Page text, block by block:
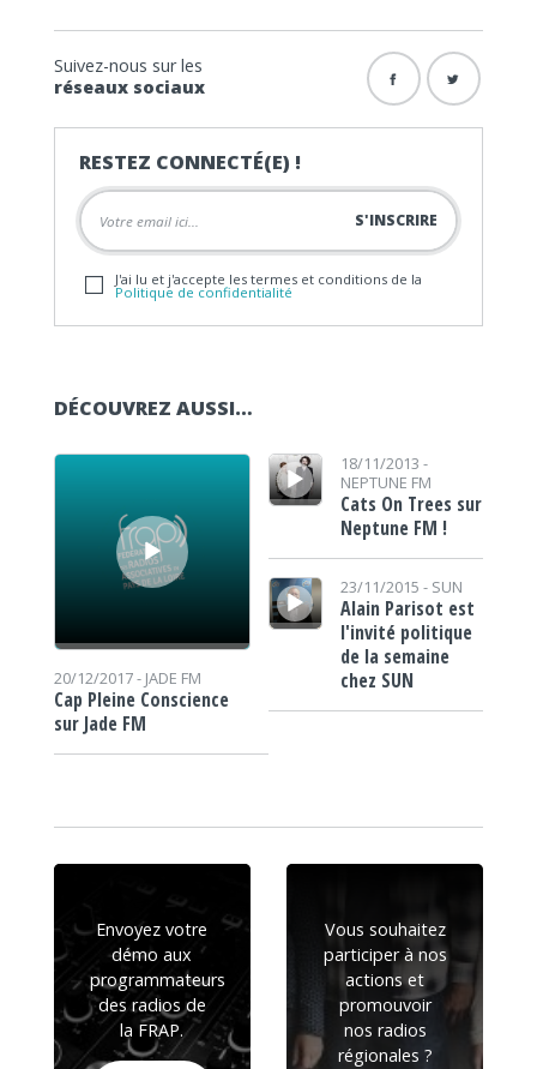
Suivez-nous sur les
réseaux sociaux
RESTEZ CONNECTÉ(E) !
J'ai lu et j'accepte les termes et conditions de la
Politique de confidentialité
DÉCOUVREZ AUSSI…
Lecteur audio
20/12/2017 - JADE FM
Cap Pleine Conscience
sur Jade FM
Lecteur audio18/11/2013 -
NEPTUNE FM
Cats On Trees sur
Neptune FM !
Lecteur audio
23/11/2015 - SUN
Alain Parisot est
l'invité politique
de la semaine
chez SUN
Envoyez votre
démo aux
programmateurs
des radios de
la FRAP.
Vous souhaitez
participer à nos
actions et
promouvoir
nos radios
régionales ?